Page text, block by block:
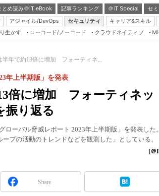
とめ読み＠IT eBook 記事ランキング ＠IT Special セ
アジャイル/DevOps セキュリティ キャリア&スキル
Java
生かす ローコード/ノーコード クラウドネイティブ
半年で約13倍に増加 フォーティネ...
倍に増加 フォーティネッ
振り返る
年上半期版」を発表
ーバル脅威レポート 2023年上半期版」を発表した。
プの活動のトレンドなどを観測した」としている。
[＠
Share